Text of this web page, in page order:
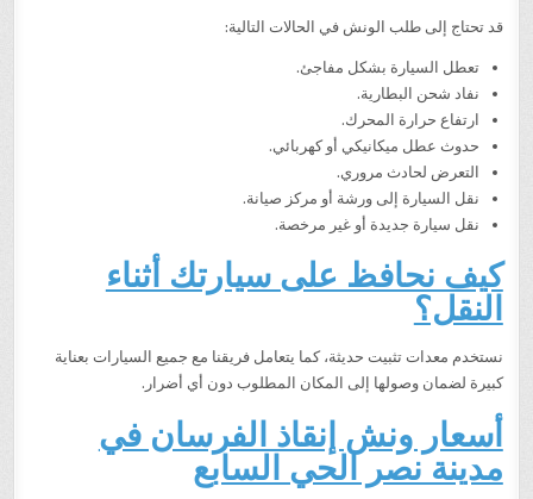
قد تحتاج إلى طلب الونش في الحالات التالية:
تعطل السيارة بشكل مفاجئ.
نفاد شحن البطارية.
ارتفاع حرارة المحرك.
حدوث عطل ميكانيكي أو كهربائي.
التعرض لحادث مروري.
نقل السيارة إلى ورشة أو مركز صيانة.
نقل سيارة جديدة أو غير مرخصة.
كيف نحافظ على سيارتك أثناء
النقل؟
نستخدم معدات تثبيت حديثة، كما يتعامل فريقنا مع جميع السيارات بعناية
كبيرة لضمان وصولها إلى المكان المطلوب دون أي أضرار.
أسعار ونش إنقاذ الفرسان في
مدينة نصر الحي السابع